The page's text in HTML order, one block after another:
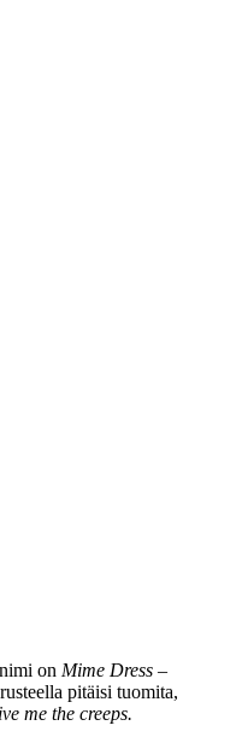
on Mime Dress –
pitäisi tuomita,
me the creeps.